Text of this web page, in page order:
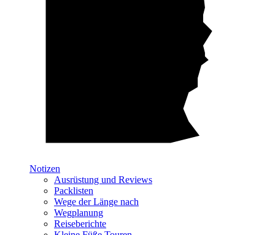
Notizen
Ausrüstung und Reviews
Packlisten
Wege der Länge nach
Wegplanung
Reiseberichte